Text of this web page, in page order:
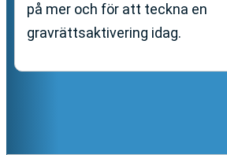
på mer och för att teckna en
gravrättsaktivering idag.